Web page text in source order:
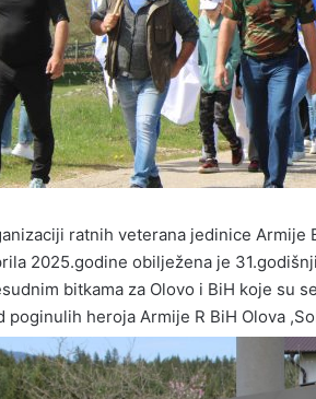
ratnih veterana jedinice Armije
2025.godine obilježena je
bitkama za Olovo i BiH koje su
poginulih heroja Armije R BiH Olova